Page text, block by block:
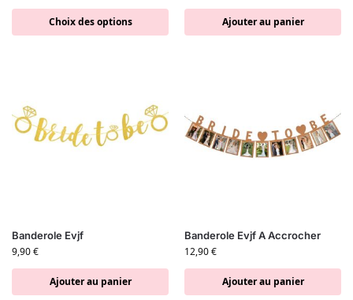
Choix des options Ajouter au panier
Banderole Evjf
9,90€
Ajouter au panier
Banderole Evjf A Accrocher
12,90€
Ajouter au panier